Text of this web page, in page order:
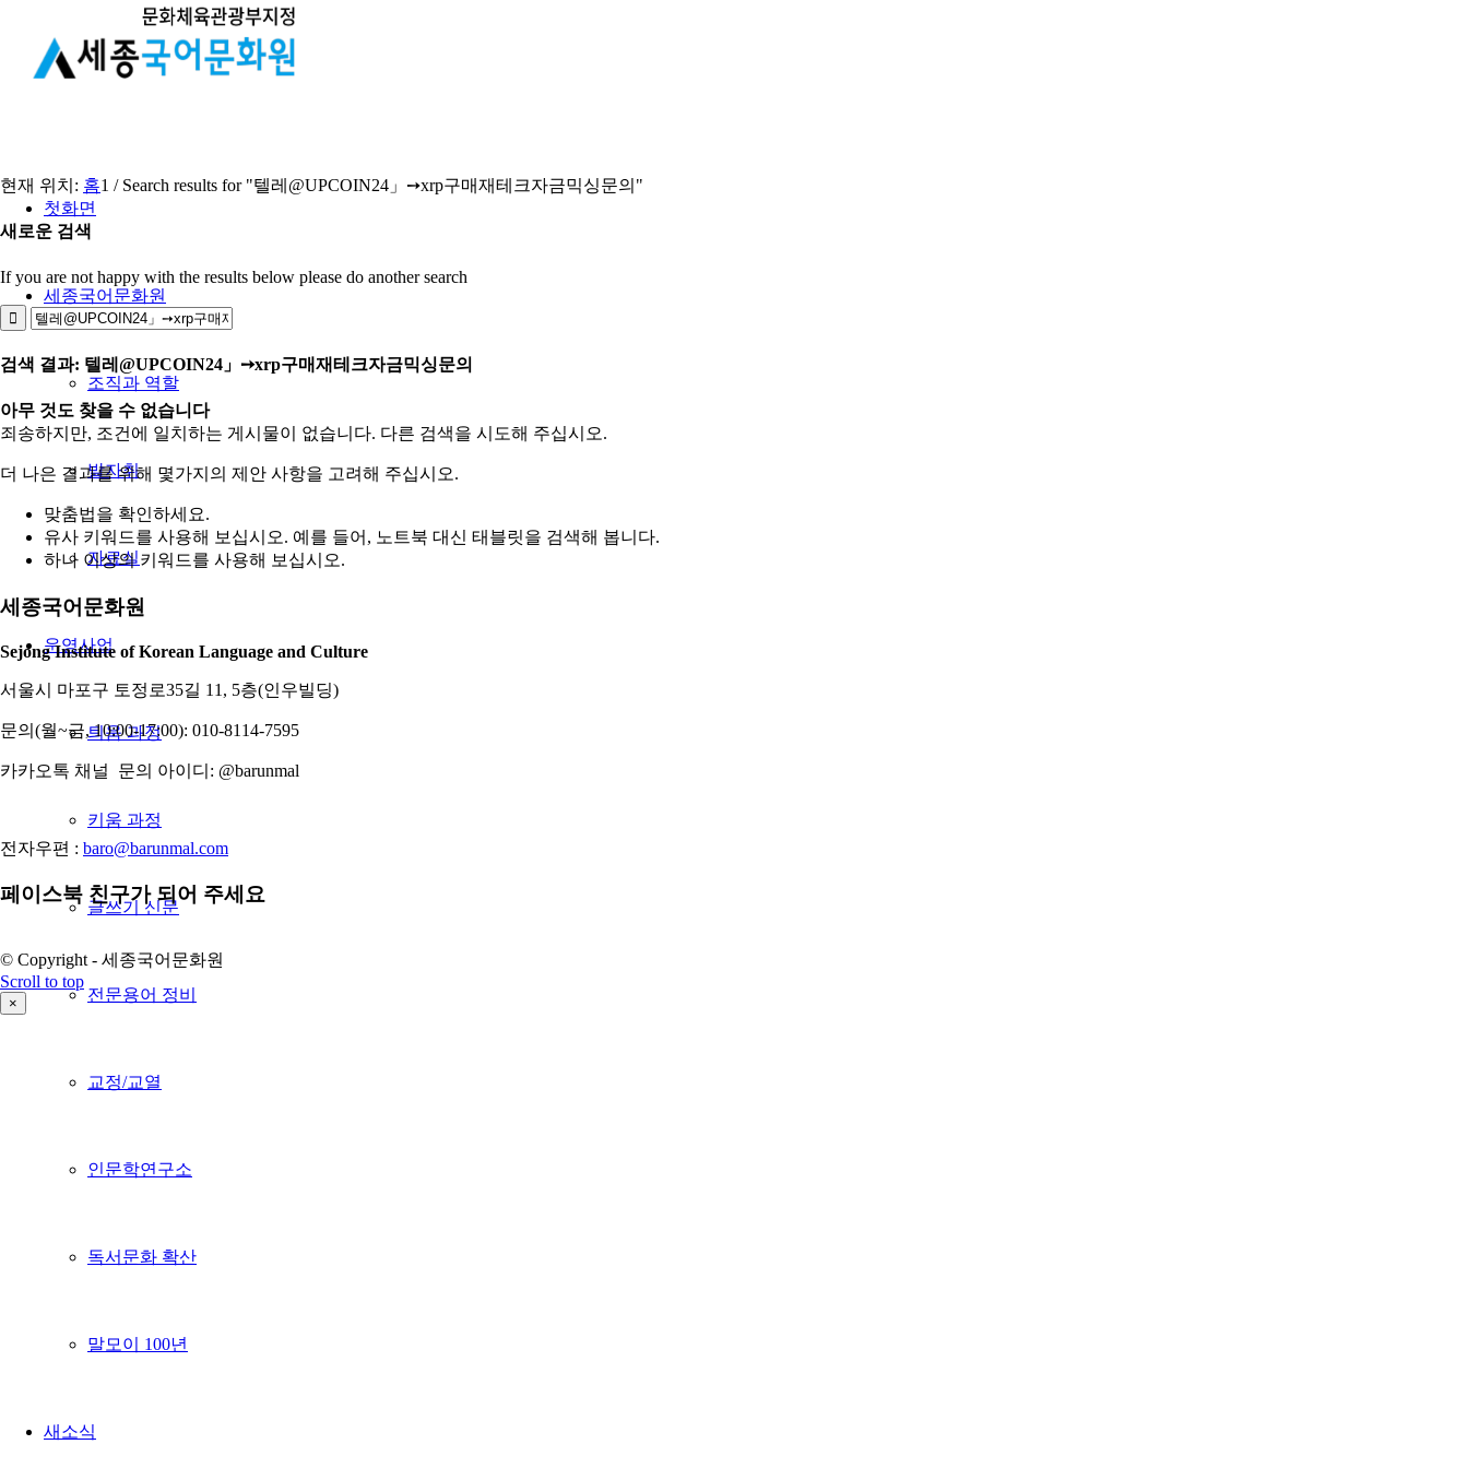
첫화면
세종국어문화원
조직과 역할
발자취
자료실
운영사업
틔움 과정
키움 과정
글쓰기 신문
전문용어 정비
교정/교열
인문학연구소
독서문화 확산
말모이 100년
새소식
현재 위치: 홈1 / Search results for "텔레@UPCOIN24」➙xrp구매재테크자금믹싱문의"
새로운 검색
If you are not happy with the results below please do another search
검색 결과: 텔레@UPCOIN24」➙xrp구매재테크자금믹싱문의
아무 것도 찾을 수 없습니다
죄송하지만, 조건에 일치하는 게시물이 없습니다. 다른 검색을 시도해 주십시오.
더 나은 결과를 위해 몇가지의 제안 사항을 고려해 주십시오.
맞춤법을 확인하세요.
유사 키워드를 사용해 보십시오. 예를 들어, 노트북 대신 태블릿을 검색해 봅니다.
하나 이상의 키워드를 사용해 보십시오.
세종국어문화원
Sejong Institute of Korean Language and Culture
서울시 마포구 토정로35길 11, 5층(인우빌딩)
문의(월~금, 10:00-17:00): 010-8114-7595
카카오톡 채널 문의 아이디: @barunmal
전자우편 : baro@barunmal.com
페이스북 친구가 되어 주세요
© Copyright - 세종국어문화원
Scroll to top
×